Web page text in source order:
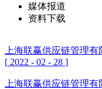
媒体报道
资料下载
上海联赢供应链管理
[ 2022 - 02 - 28 ]
上海联赢供应链管理